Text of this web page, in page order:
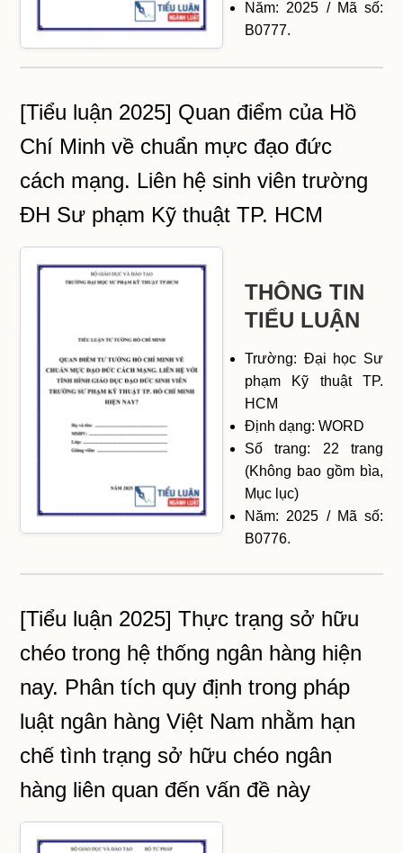
Năm: 2025 / Mã số:
B0777.
[Tiểu luận 2025] Quan điểm của Hồ
Chí Minh về chuẩn mực đạo đức
cách mạng. Liên hệ sinh viên trường
ĐH Sư phạm Kỹ thuật TP. HCM
THÔNG TIN
TIỂU LUẬN
Trường: Đại học Sư
phạm Kỹ thuật TP.
HCM
Định dạng: WORD
Số trang: 22 trang
(Không bao gồm bìa,
Mục lục)
Năm: 2025 / Mã số:
B0776.
[Tiểu luận 2025] Thực trạng sở hữu
chéo trong hệ thống ngân hàng hiện
nay. Phân tích quy định trong pháp
luật ngân hàng Việt Nam nhằm hạn
chế tình trạng sở hữu chéo ngân
hàng liên quan đến vấn đề này